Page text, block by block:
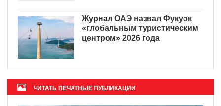
Журнал ОАЭ назвал Фукуок
«глобальным туристическим
центром» 2026 года
ЧИТАТЬ ПЕЧАТНЫЕ ПУБЛИКАЦИИ